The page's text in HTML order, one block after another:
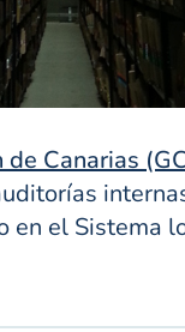
Canarias
en el Sistema